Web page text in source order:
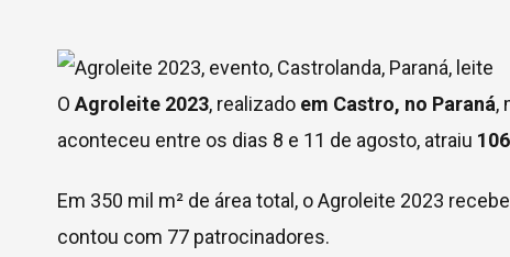
O Agroleite 2023, realizado em Castro, no Paraná,
aconteceu entre os dias 8 e 11 de agosto, atraiu
Em 350 mil m² de área total, o Agroleite 2023
contou com 77 patrocinadores.